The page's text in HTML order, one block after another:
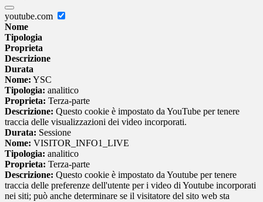
youtube.com
Nome
Tipologia
Proprieta
Descrizione
Durata
Nome: YSC
Tipologia: analitico
Proprieta: Terza-parte
Descrizione: Questo cookie è impostato da YouTube per tenere
traccia delle visualizzazioni dei video incorporati.
Durata: Sessione
Nome: VISITOR_INFO1_LIVE
Tipologia: analitico
Proprieta: Terza-parte
Descrizione: Questo cookie è impostato da Youtube per tenere
traccia delle preferenze dell'utente per i video di Youtube incorporati
nei siti; può anche determinare se il visitatore del sito web sta